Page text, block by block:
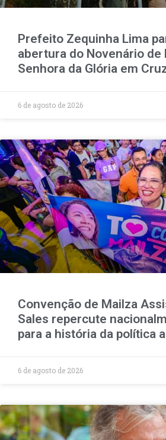
Prefeito Zequinha Lima
abertura do Novenário de
Senhora da Glória em
6 de agosto de 2026
Convenção de Mailza
Sales repercute
para a história da política
6 de agosto de 2026